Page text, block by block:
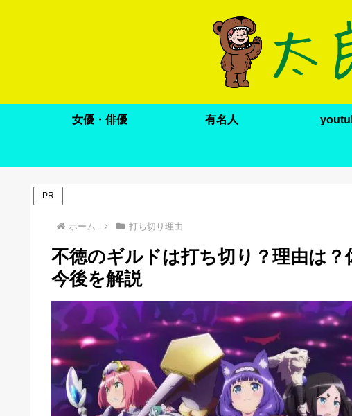
女優・俳優 有名人
PR
ホーム 打ち切り理由
不徳のギルドは打ち切り？理由は
今後を解説